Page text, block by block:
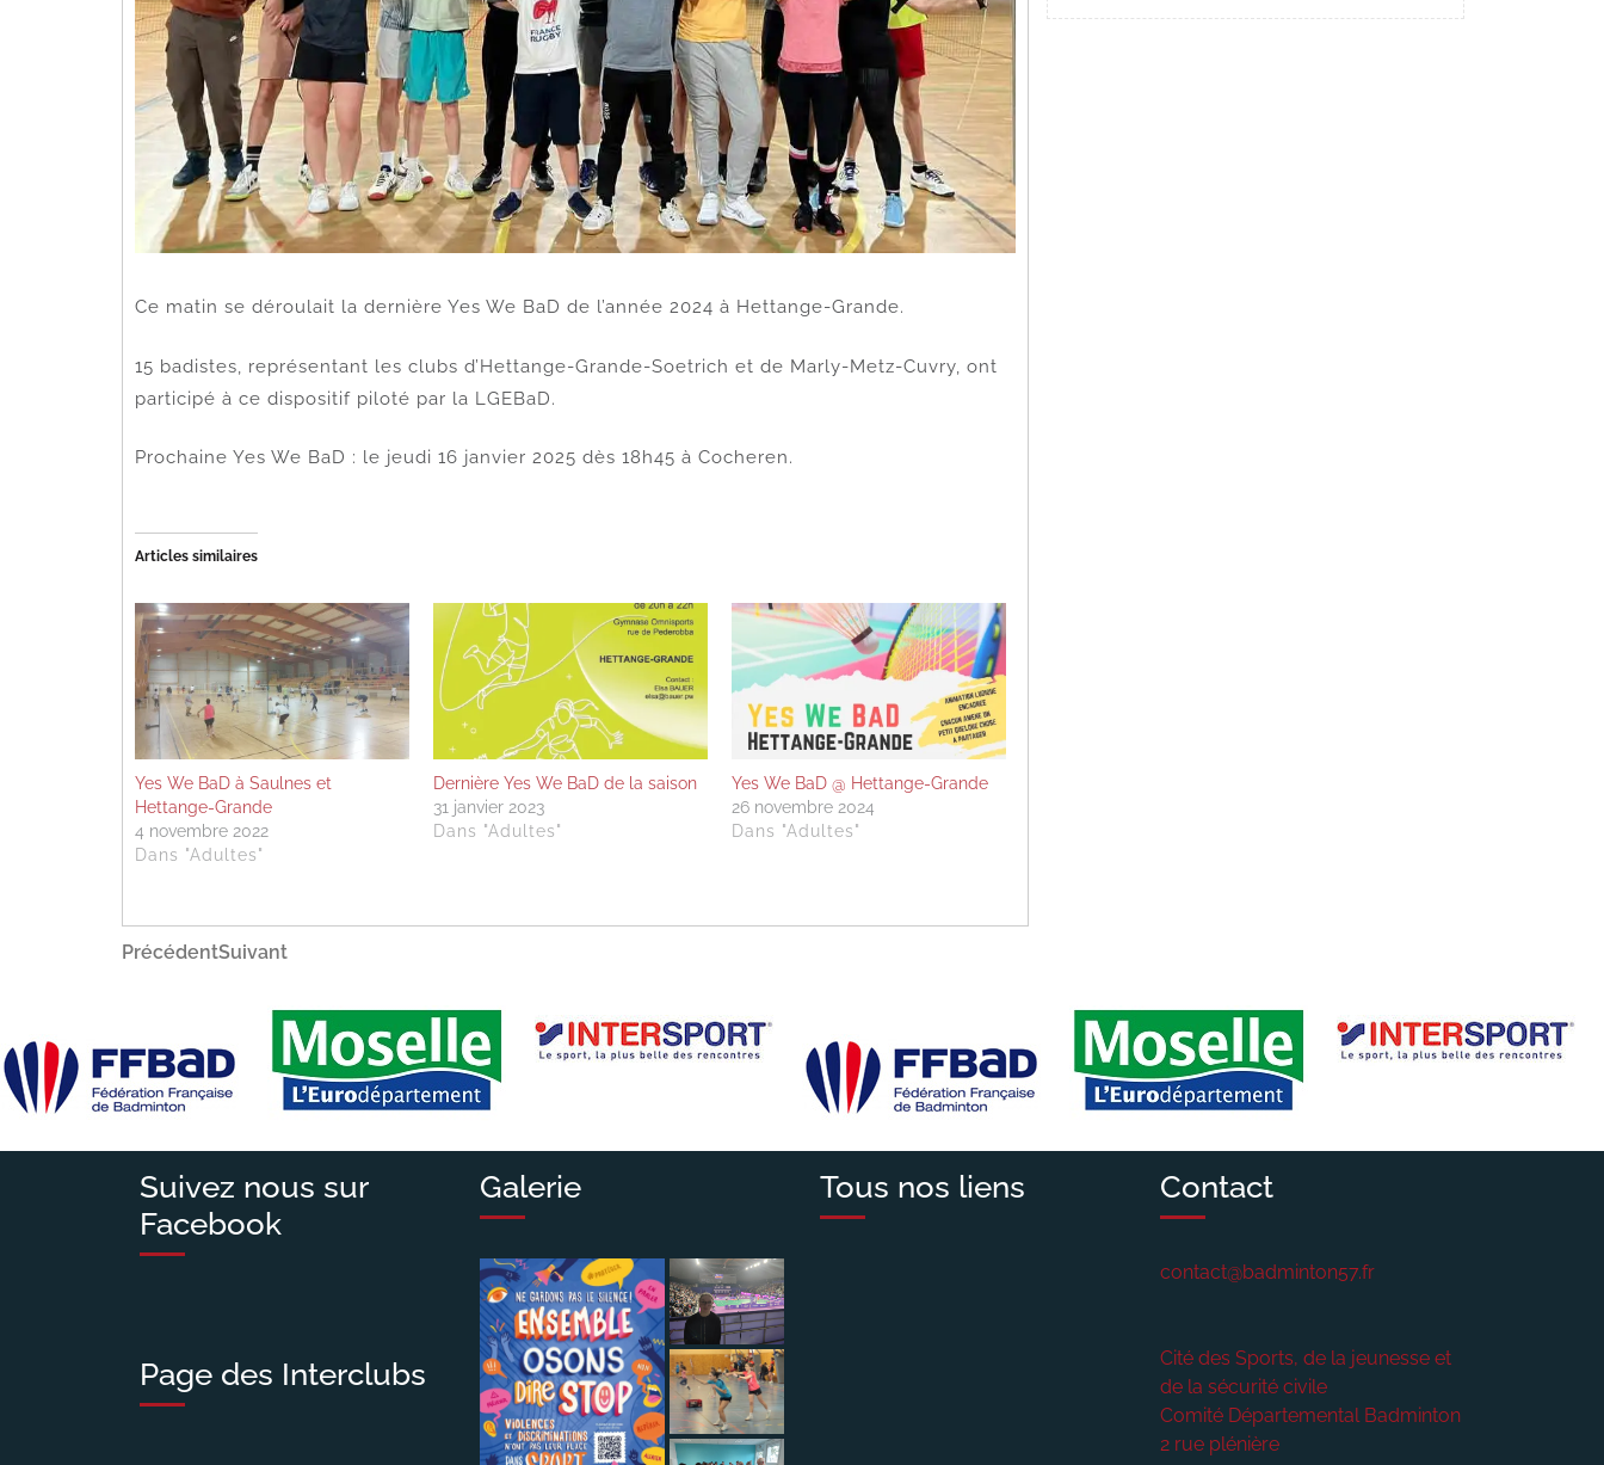
Ce matin se déroulait la dernière Yes We BaD de l’année 2024 à Hettange-Grande.
15 badistes, représentant les clubs d’Hettange-Grande-Soetrich et de Marly-Metz-Cuvry, ont
participé à ce dispositif piloté par la LGEBaD.
Prochaine Yes We BaD : le jeudi 16 janvier 2025 dès 18h45 à Cocheren.
Articles similaires
Yes We BaD à Saulnes et
Hettange-Grande
4 novembre 2022
Dans "Adultes"
Dernière Yes We BaD de la saison
31 janvier 2023
Dans "Adultes"
Yes We BaD @ Hettange-Grande
26 novembre 2024
Dans "Adultes"
Navigation
Article
Précédent
Article
Suivant
Suivez nous sur
Facebook
Page des Interclubs
Galerie Tous nos liens Contact
contact@badminton57.fr
Cité des Sports, de la jeunesse et
de la sécurité civile
Comité Départemental Badminton
2 rue plénière